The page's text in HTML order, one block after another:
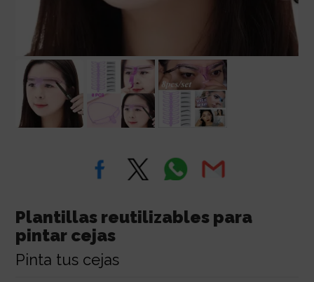
Plantillas reutilizables para
pintar cejas
Pinta tus cejas